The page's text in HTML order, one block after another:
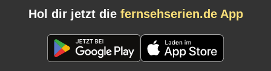
Hol dir jetzt die fernsehserien.de App